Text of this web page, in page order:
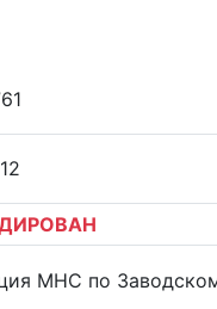
МНС по